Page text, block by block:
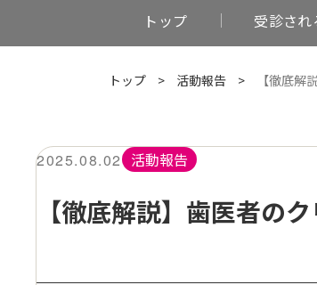
トップ 受診され
トップ > 活動報告 > 【徹底解
2025.08.02 活動報告
【徹底解説】歯医者の